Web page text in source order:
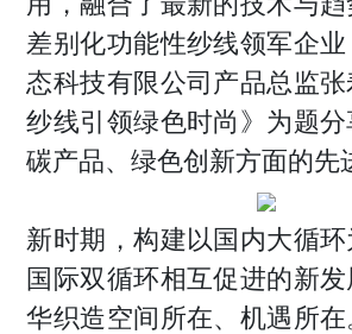
差别化功能性纱线领军企
态科技有限公司产品总监
纱线引领绿色时尚》为题
碳产品、绿色创新方面的先
新时期，构建以国内大循
国际双循环相互促进的新
华织造空间所在、机遇所